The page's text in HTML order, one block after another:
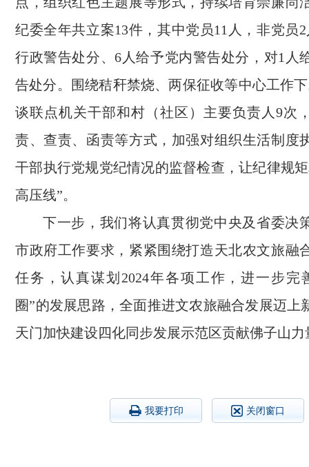
纪委全年共立案13件，其中党员11人，非党员
行政警告处分、6人给予党内警告处分，对1人
告处分。围绕秸秆禁烧、两保征收等中心工作
谈联点机关干部和村（社区）主要负责人9次
责、查责、函责等方式，加强对组织生活制度
干部执行党规党纪情况的监督检查，让纪律规
高压线”。
下一步，我们将认真贯彻党中央及省委决
市政府工作要求，紧紧围绕打造天北农文旅融
任务，认真谋划2024年各项工作，进一步完
圈”的发展思路，全面推进文农旅融合发展迈上
天门加快建设四化同步发展示范区贡献佛子山力
我要打印 关闭窗口